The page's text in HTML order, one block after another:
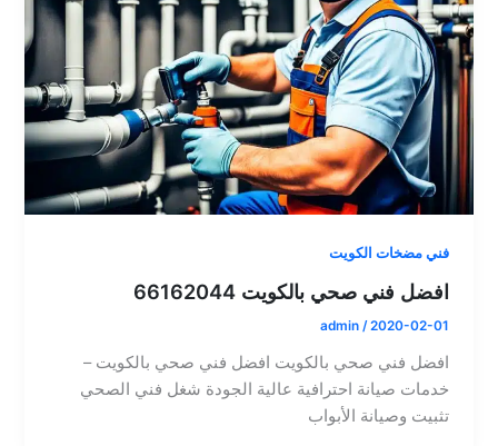
فني مضخات الكويت
افضل فني صحي بالكويت 66162044
admin /2020-02-01
افضل فني صحي بالكويت افضل فني صحي بالكويت –
خدمات صيانة احترافية عالية الجودة شغل فني الصحي
تثبيت وصيانة الأبواب